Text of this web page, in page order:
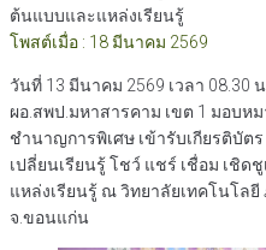
ต้นแบบและแหล่งเรียนรู้
โพสต์เมื่อ : 18 มีนาคม 2569
วันที่ 13 มีนาคม 2569 เวลา 08.30
ผอ.สพป.มหาสารคาม เขต 1 มอบห
ชำนาญการพิเศษ เข้ารับเกียรติบัต
เปลี่ยนเรียนรู้ โชว์ แชร์ เชื่อม เชิ
แหล่งเรียนรู้ ณ วิทยาลัยเทคโนโลยี
จ.ขอนแก่น